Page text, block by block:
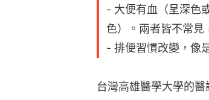
- 大便有血（呈深色
色）。兩者皆不常見
- 排便習慣改變，像
台灣高雄醫學大學的